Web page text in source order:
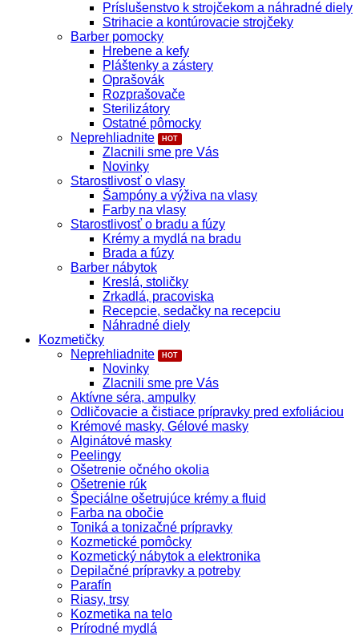
Príslušenstvo k strojčekom a náhradné diely
Strihacie a kontúrovacie strojčeky
Barber pomocky
Hrebene a kefy
Pláštenky a zástery
Oprašovák
Rozprašovače
Sterilizátory
Ostatné pômocky
Neprehliadnite
Zlacnili sme pre Vás
Novinky
Starostlivosť o vlasy
Šampóny a výživa na vlasy
Farby na vlasy
Starostlivosť o bradu a fúzy
Krémy a mydlá na bradu
Brada a fúzy
Barber nábytok
Kreslá, stoličky
Zrkadlá, pracoviska
Recepcie, sedačky na recepciu
Náhradné diely
Kozmetičky
Neprehliadnite
Novinky
Zlacnili sme pre Vás
Aktívne séra, ampulky
Odličovacie a čistiace prípravky pred exfoliáciou
Krémové masky, Gélové masky
Alginátové masky
Peelingy
Ošetrenie očného okolia
Ošetrenie rúk
Špeciálne ošetrujúce krémy a fluid
Farba na obočie
Toniká a tonizačné prípravky
Kozmetické pomôcky
Kozmetický nábytok a elektronika
Depilačné prípravky a potreby
Parafín
Riasy, trsy
Kozmetika na telo
Prírodné mydlá